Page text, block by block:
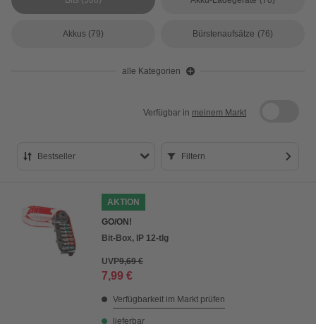
Akkus (79) Bürstenaufsätze (76)
alle Kategorien
Verfügbar in meinem Markt
Bestseller
Preis aufsteigend
Preis absteigend
Bewertung
Filtern
AKTION
GO/ON!
Bit-Box, IP 12-tlg
UVP9,69 €
7,99 €
Verfügbarkeit im Markt prüfen
lieferbar